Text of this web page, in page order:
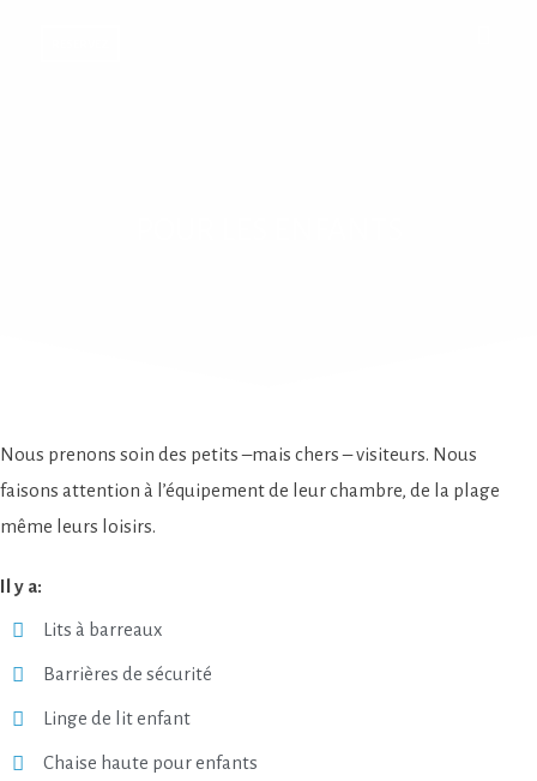
Nous prenons soin des petits –mais chers – visiteurs. Nous
faisons attention à l’équipement de leur chambre, de la plage
même leurs loisirs.
Il y a:
Lits à barreaux
Barrières de sécurité
Linge de lit enfant
Chaise haute pour enfants